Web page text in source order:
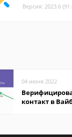
Версия: 2023.6
04 июня 2022
контакт в